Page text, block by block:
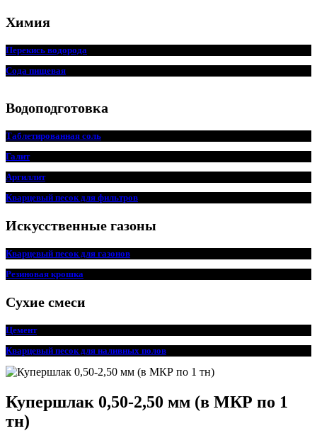
Химия
Перекись водорода
Сода пищевая
Водоподготовка
Таблетированная соль
Галит
Аргиллит
Кварцевый песок для фильтров
Искусственные газоны
Кварцевый песок для газонов
Резиновая крошка
Сухие смеси
Цемент
Кварцевый песок для наливных полов
Купершлак 0,50-2,50 мм (в МКР по 1
тн)